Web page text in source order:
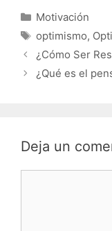
Categorías
Motivación
Etiquetas
optimismo,
¿Cómo Ser
¿Qué es el
Deja un